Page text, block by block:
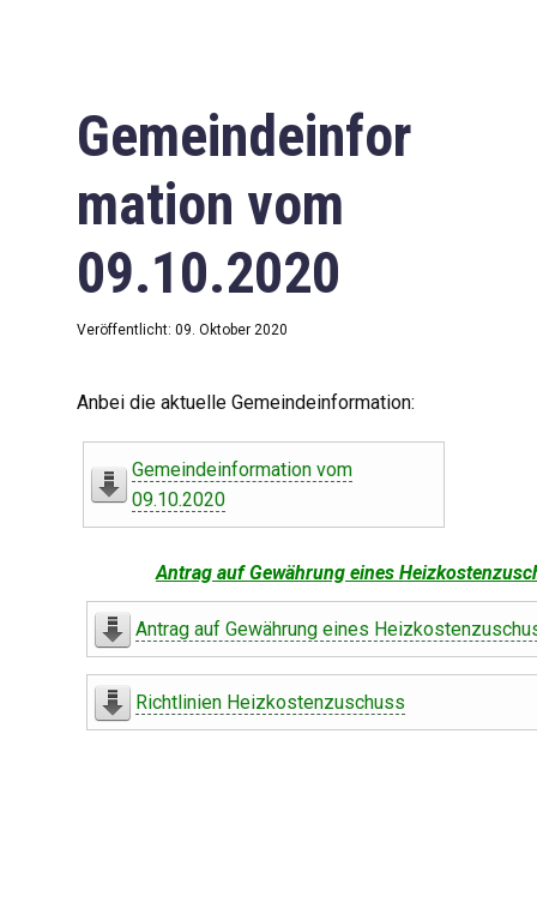
Gemeindeinfor
mation vom
09.10.2020
Veröffentlicht: 09. Oktober 2020
Anbei die aktuelle Gemeindeinformation:
Gemeindeinformation vom
09.10.2020
Antrag auf Gewährung eines
Antrag auf Gewährung eines
Richtlinien Heizkostenzuschuss